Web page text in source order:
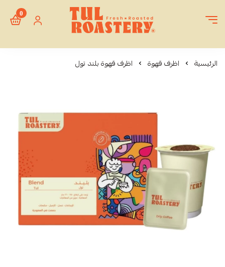
Tul Roastery
0
الرئيسية اظرف قهوة اظرف قهوة بلند تول